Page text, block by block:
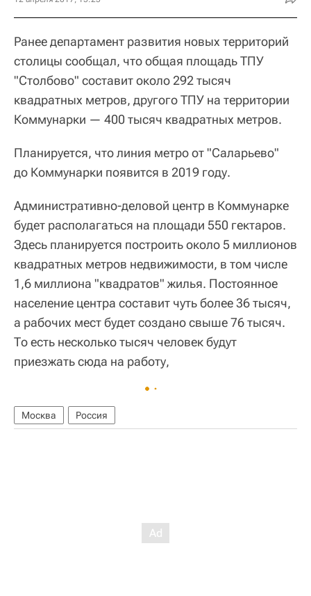
Ранее департамент развития новых территорий
столицы сообщал, что общая площадь ТПУ
"Столбово" составит около 292 тысяч
квадратных метров, другого ТПУ на территории
Коммунарки — 400 тысяч квадратных метров.
Планируется, что линия метро от "Саларьево"
до Коммунарки появится в 2019 году.
Административно-деловой центр в Коммунарке
будет располагаться на площади 550 гектаров.
Здесь планируется построить около 5 миллионов
квадратных метров недвижимости, в том числе
1,6 миллиона "квадратов" жилья. Постоянное
население центра составит чуть более 36 тысяч,
а рабочих мест будет создано свыше 76 тысяч.
То есть несколько тысяч человек будут
приезжать сюда на работу,
Москва Россия